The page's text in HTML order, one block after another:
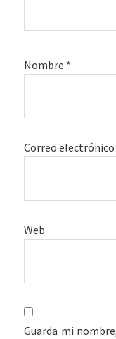
Nombre *
Correo electrónico
Web
Guarda mi